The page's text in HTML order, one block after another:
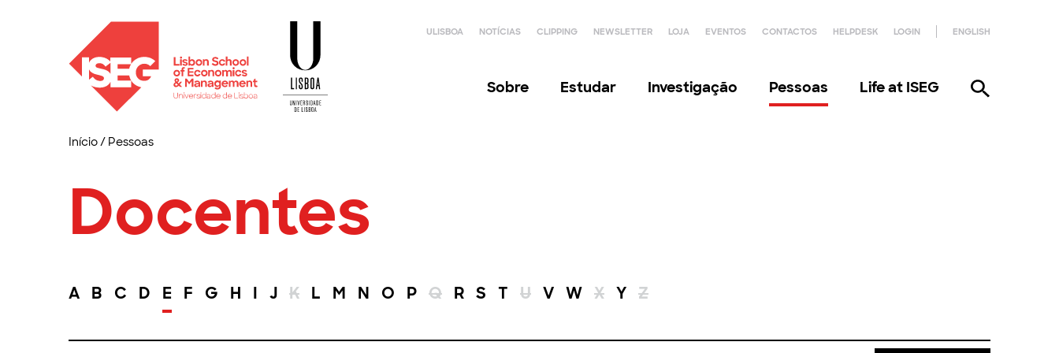
ULISBOA NOTÍCIAS CLIPPING NEWSLETTER LOJA EVENTOS CONTACTOS HELPDESK LOGIN ENGLISH
Sobre Estudar Investigação Pessoas Life at ISEG
Início/ Pessoas
Docentes
A B C D E F G H I J K L M N O P Q R S T U V W X Y Z